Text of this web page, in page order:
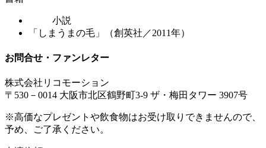
小説
「しまうまの毛」（創英社／2011年）
お問合せ・ファンレター
株式会社リコモーション
〒530－0014 大阪市北区鶴野町3-9 ザ・梅田タワー 3907号
※高価なプレゼントや飲食物はお受け取りできませんので、
予め、ご了承ください。